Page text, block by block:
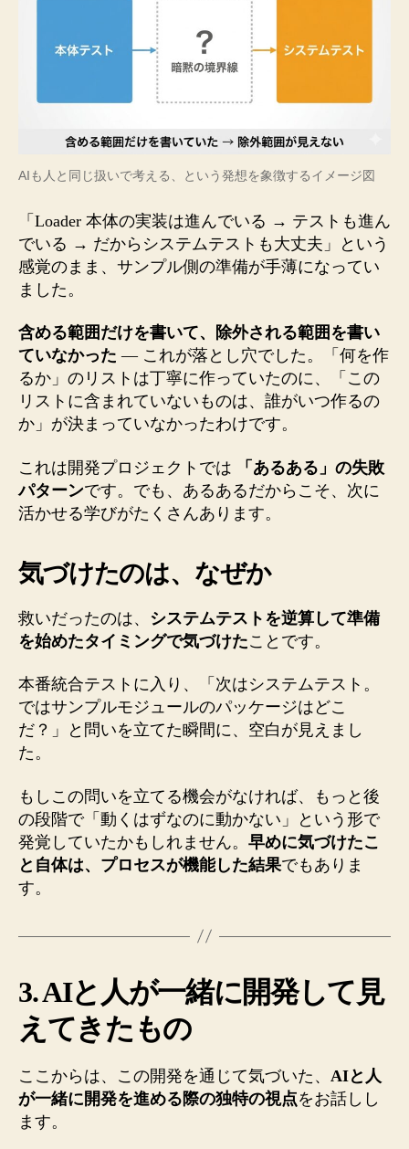
AIも人と同じ扱いで考える、という発想を象徴するイメージ図
「Loader 本体の実装は進んでいる → テストも進ん
でいる → だからシステムテストも大丈夫」という
感覚のまま、サンプル側の準備が手薄になってい
ました。
含める範囲だけを書いて、除外される範囲を書い
ていなかった — これが落とし穴でした。「何を作
るか」のリストは丁寧に作っていたのに、「この
リストに含まれていないものは、誰がいつ作るの
か」が決まっていなかったわけです。
これは開発プロジェクトでは
「あるある」の失敗
パターンです。でも、あるあるだからこそ、次に
活かせる学びがたくさんあります。
気づけたのは、なぜか
救いだったのは、 システムテストを逆算して準備
を始めたタイミングで気づけたことです。
本番統合テストに入り、「次はシステムテスト。
ではサンプルモジュールのパッケージはどこ
だ？」と問いを立てた瞬間に、空白が見えまし
た。
もしこの問いを立てる機会がなければ、もっと後
の段階で「動くはずなのに動かない」という形で
発覚していたかもしれません。 早めに気づけたこ
と自体は、プロセスが機能した結果でもありま
す。
3. AIと人が一緒に開発して見
えてきたもの
ここからは、この開発を通じて気づいた、 AIと人
が一緒に開発を進める際の独特の視点をお話しし
ます。